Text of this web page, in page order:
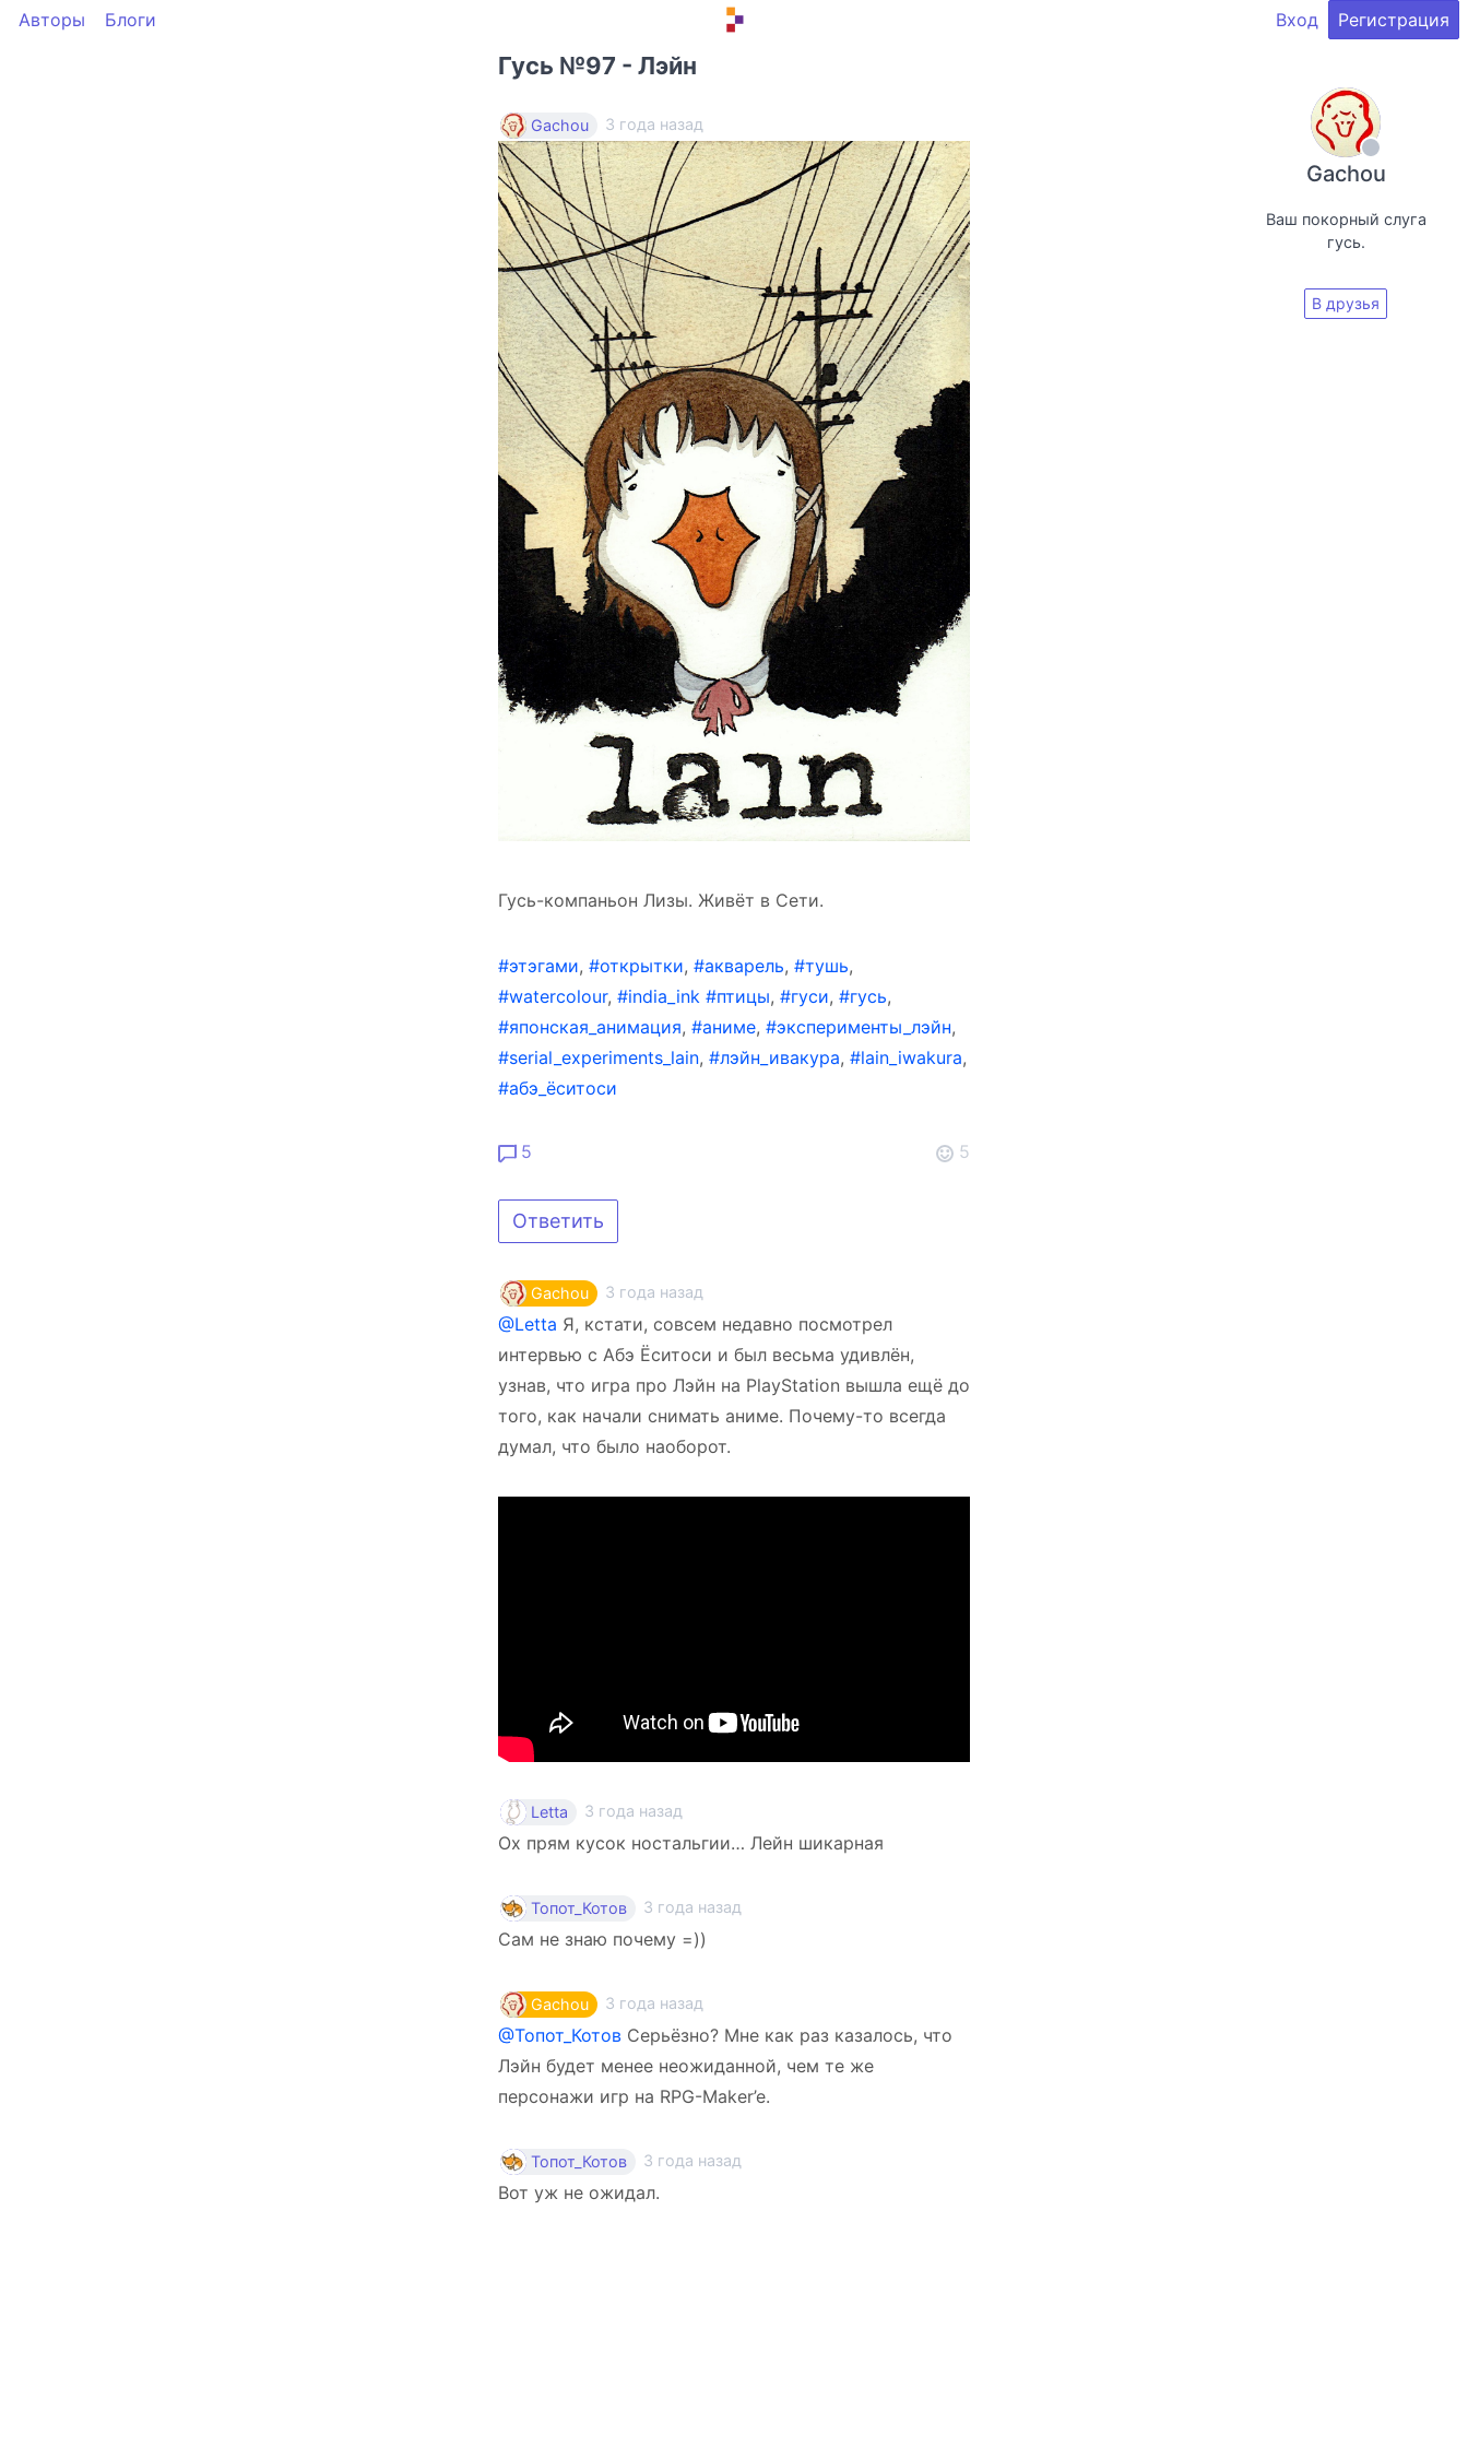
Авторы Блоги Вход Регистрация
Гусь №97 - Лэйн
Gachou 3 года назад
Гусь-компаньон Лизы. Живёт в Сети.
#этэгами, #открытки, #акварель, #тушь,
#watercolour, #india_ink #птицы, #гуси, #гусь,
#японская_анимация, #аниме, #эксперименты_лэйн,
#serial_experiments_lain, #лэйн_ивакура, #lain_iwakura,
#абэ_ёситоси
5 5
Ответить
Gachou 3 года назад
@Letta Я, кстати, совсем недавно посмотрел
интервью с Абэ Ёситоси и был весьма удивлён,
узнав, что игра про Лэйн на PlayStation вышла ещё до
того, как начали снимать аниме. Почему-то всегда
думал, что было наоборот.
Letta 3 года назад
Ох прям кусок ностальгии… Лейн шикарная
Топот_Котов 3 года назад
Сам не знаю почему =))
Gachou 3 года назад
@Топот_Котов Серьёзно? Мне как раз казалось, что
Лэйн будет менее неожиданной, чем те же
персонажи игр на RPG-Maker’e.
Топот_Котов 3 года назад
Вот уж не ожидал.
Gachou
Ваш покорный слуга
гусь.
В друзья